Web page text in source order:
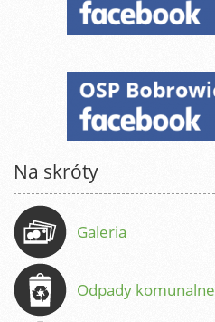
Na skróty
Galeria
Odpady komunalne